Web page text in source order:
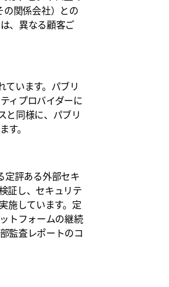
の関係会社）との
、異なる顧客ご
ています。パブリ
ィプロバイダーに
と同様に、パブリ
す。
定評ある外部セキ
証し、セキュリテ
施しています。定
トフォームの継続
監査レポートのコ